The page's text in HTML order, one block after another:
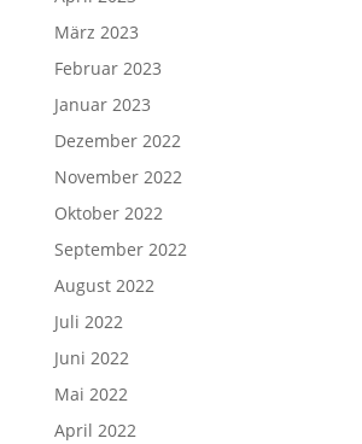
März 2023
Februar 2023
Januar 2023
Dezember 2022
November 2022
Oktober 2022
September 2022
August 2022
Juli 2022
Juni 2022
Mai 2022
April 2022